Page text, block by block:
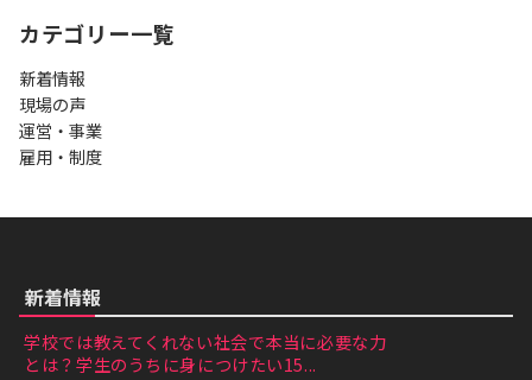
カテゴリー一覧
新着情報
現場の声
運営・事業
雇用・制度
新着情報
学校では教えてくれない社会で本当に必要な力
とは？学生のうちに身につけたい15...